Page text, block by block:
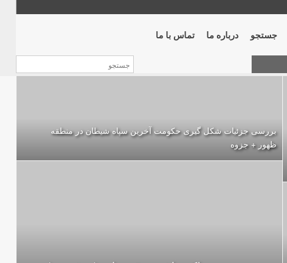
جستجو درباره ما تماس با ما
بررسی جزئیات شکل گیری حکومت آخرین سپاه شیطان در منطقه
ظهور + جزوه